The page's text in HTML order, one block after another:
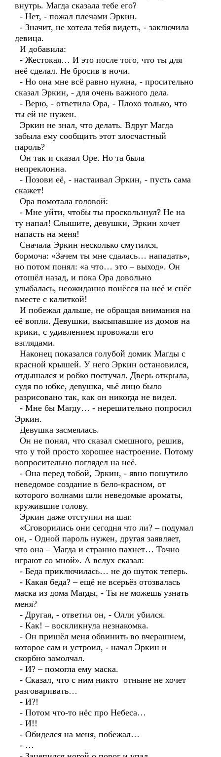
внутрь. Магда сказала тебе его?
- Нет, - пожал плечами Эркин.
- Значит, не хотела тебя видеть, - заключила
девица.
И добавила:
- Жестокая… И это после того, что ты для
неё сделал. Не бросив в ночи.
- Но она мне всё равно нужна, - просительно
сказал Эркин, - для очень важного дела.
- Верю, - ответила Ора, - Плохо только, что
ты ей не нужен.
Эркин не знал, что делать. Вдруг Магда
забыла ему сообщить этот злосчастный
пароль?
Он так и сказал Оре. Но та была
непреклонна.
- Позови её, - настаивал Эркин, - пусть сама
скажет!
Ора помотала головой:
- Мне уйти, чтобы ты проскользнул? Не на
ту напал! Слышите, девушки, Эркин хочет
напасть на меня!
Сначала Эркин несколько смутился,
бормоча: «Зачем ты мне сдалась… нападать»,
но потом понял: «а что… это – выход». Он
отошёл назад, и пока Ора довольно
улыбалась, неожиданно понёсся на неё и снёс
вместе с калиткой!
И побежал дальше, не обращая внимания на
её вопли. Девушки, высыпавшие из домов на
крики, с удивлением провожали его
взглядами.
Наконец показался голубой домик Магды с
красной крышей. У него Эркин остановился,
отдышался и робко постучал. Дверь открыла,
судя по юбке, девушка, чьё лицо было
разрисовано так, как он никогда не видел.
- Мне бы Магду… - нерешительно попросил
Эркин.
Девушка засмеялась.
Он не понял, что сказал смешного, решив,
что у той просто хорошее настроение. Потому
вопросительно поглядел на неё.
- Она перед тобой, Эркин, - явно пошутило
неведомое создание в бело-красном, от
которого волнами шли неведомые ароматы,
кружившие голову.
Эркин даже отступил на шаг.
«Сговорились они сегодня что ли? – подумал
он, - Одной пароль нужен, другая заявляет,
что она – Магда и странно пахнет… Точно
играют со мной». А вслух сказал:
- Беда приключилась… не до шуток теперь.
- Какая беда? – ещё не всерьёз отозвалась
маска из дома Магды, - Ты не можешь узнать
меня?
- Другая, - ответил он, - Олли убился.
- Как! – воскликнула незнакомка.
- Он пришёл меня обвинить во вчерашнем,
которое сам и устроил, - начал Эркин и
скорбно замолчал.
- И? – помогла ему маска.
- Сказал, что с ним никто отныне не хочет
разговаривать…
- И?!
- Потом что-то нёс про Небеса…
- И!!
- Обиделся на меня, побежал…
- …